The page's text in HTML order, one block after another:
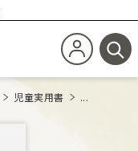
新規会員登
検
児童実用書 ...